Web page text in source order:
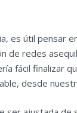
es útil pensar
de redes
fácil finalizar
desde